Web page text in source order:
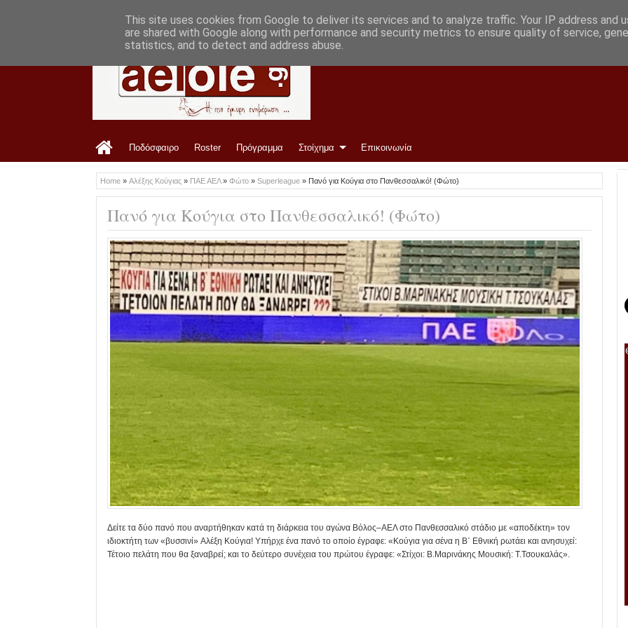
Ποδόσφαιρο Roster Πρόγραμμα Στοίχημα Επικοινωνία
Home » Αλέξης Κούγιας » ΠΑΕ ΑΕΛ» Φώτο » Superleague » Πανό για Κούγια στο Πανθεσσαλικό! (Φώτο)
Πανό για Κούγια στο Πανθεσσαλικό! (Φώτο)
Δείτε τα δύο πανό που αναρτήθηκαν κατά τη διάρκεια του αγώνα Βόλος–ΑΕΛ στο Πανθεσσαλικό στάδιο με «αποδέκτη» τον
ιδιοκτήτη των «βυσσινί» Αλέξη Κούγια! Υπήρχε ένα πανό το οποίο έγραφε: «Κούγια για σένα η Β΄ Εθνική ρωτάει και ανησυχεί:
Τέτοιο πελάτη που θα ξαναβρεί; και το δεύτερο συνέχεια του πρώτου έγραφε: «Στίχοι: Β.Μαρινάκης Μουσική: Τ.Τσουκαλάς».
This site uses cookies from Google to deliver its services and to analyze traffic. Your IP address and
are shared with Google along with performance and security metrics to ensure quality of service,
statistics, and to detect and address abuse.